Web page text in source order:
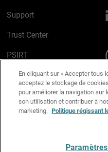
Support
Trust Center
PSIRT
Avis sur les cookies
Politique de confidentialité
Charte Graphique
En cliquant sur « Accepter tous
acceptez le stockage de
pour améliorer la navigation sur
son utilisation et contribuer à
marketing. Politique régissant